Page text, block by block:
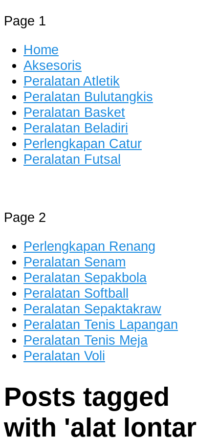
Page 1
Home
Aksesoris
Peralatan Atletik
Peralatan Bulutangkis
Peralatan Basket
Peralatan Beladiri
Perlengkapan Catur
Peralatan Futsal
Distributor Alat Olahraga
Jual Alat Olahraga Murah, Lengkap
Page 2
Perlengkapan Renang
Peralatan Senam
Peralatan Sepakbola
Peralatan Softball
Peralatan Sepaktakraw
Peralatan Tenis Lapangan
Peralatan Tenis Meja
Peralatan Voli
Posts tagged
with 'alat lontar